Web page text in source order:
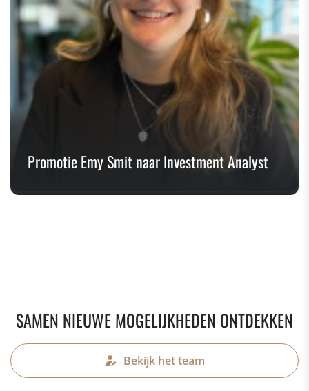
Promotie Emy Smit naar Investment Analyst
SAMEN NIEUWE MOGELIJKHEDEN ONTDEKKEN
Bekijk het team